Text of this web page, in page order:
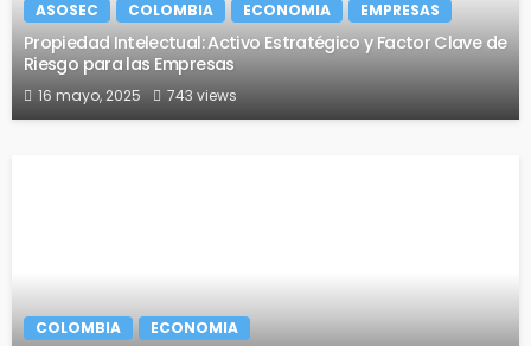
ASOSEC COLOMBIA ECONOMIA EMPRESAS
Propiedad Intelectual: Activo Estratégico y Factor Clave de
Riesgo para las Empresas
16 mayo, 2025 743 views
COLOMBIA ECONOMIA